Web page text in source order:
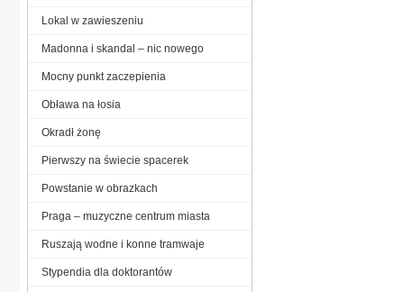
Lokal w zawieszeniu
Madonna i skandal – nic nowego
Mocny punkt zaczepienia
Obława na łosia
Okradł żonę
Pierwszy na świecie spacerek
Powstanie w obrazkach
Praga – muzyczne centrum miasta
Ruszają wodne i konne tramwaje
Stypendia dla doktorantów